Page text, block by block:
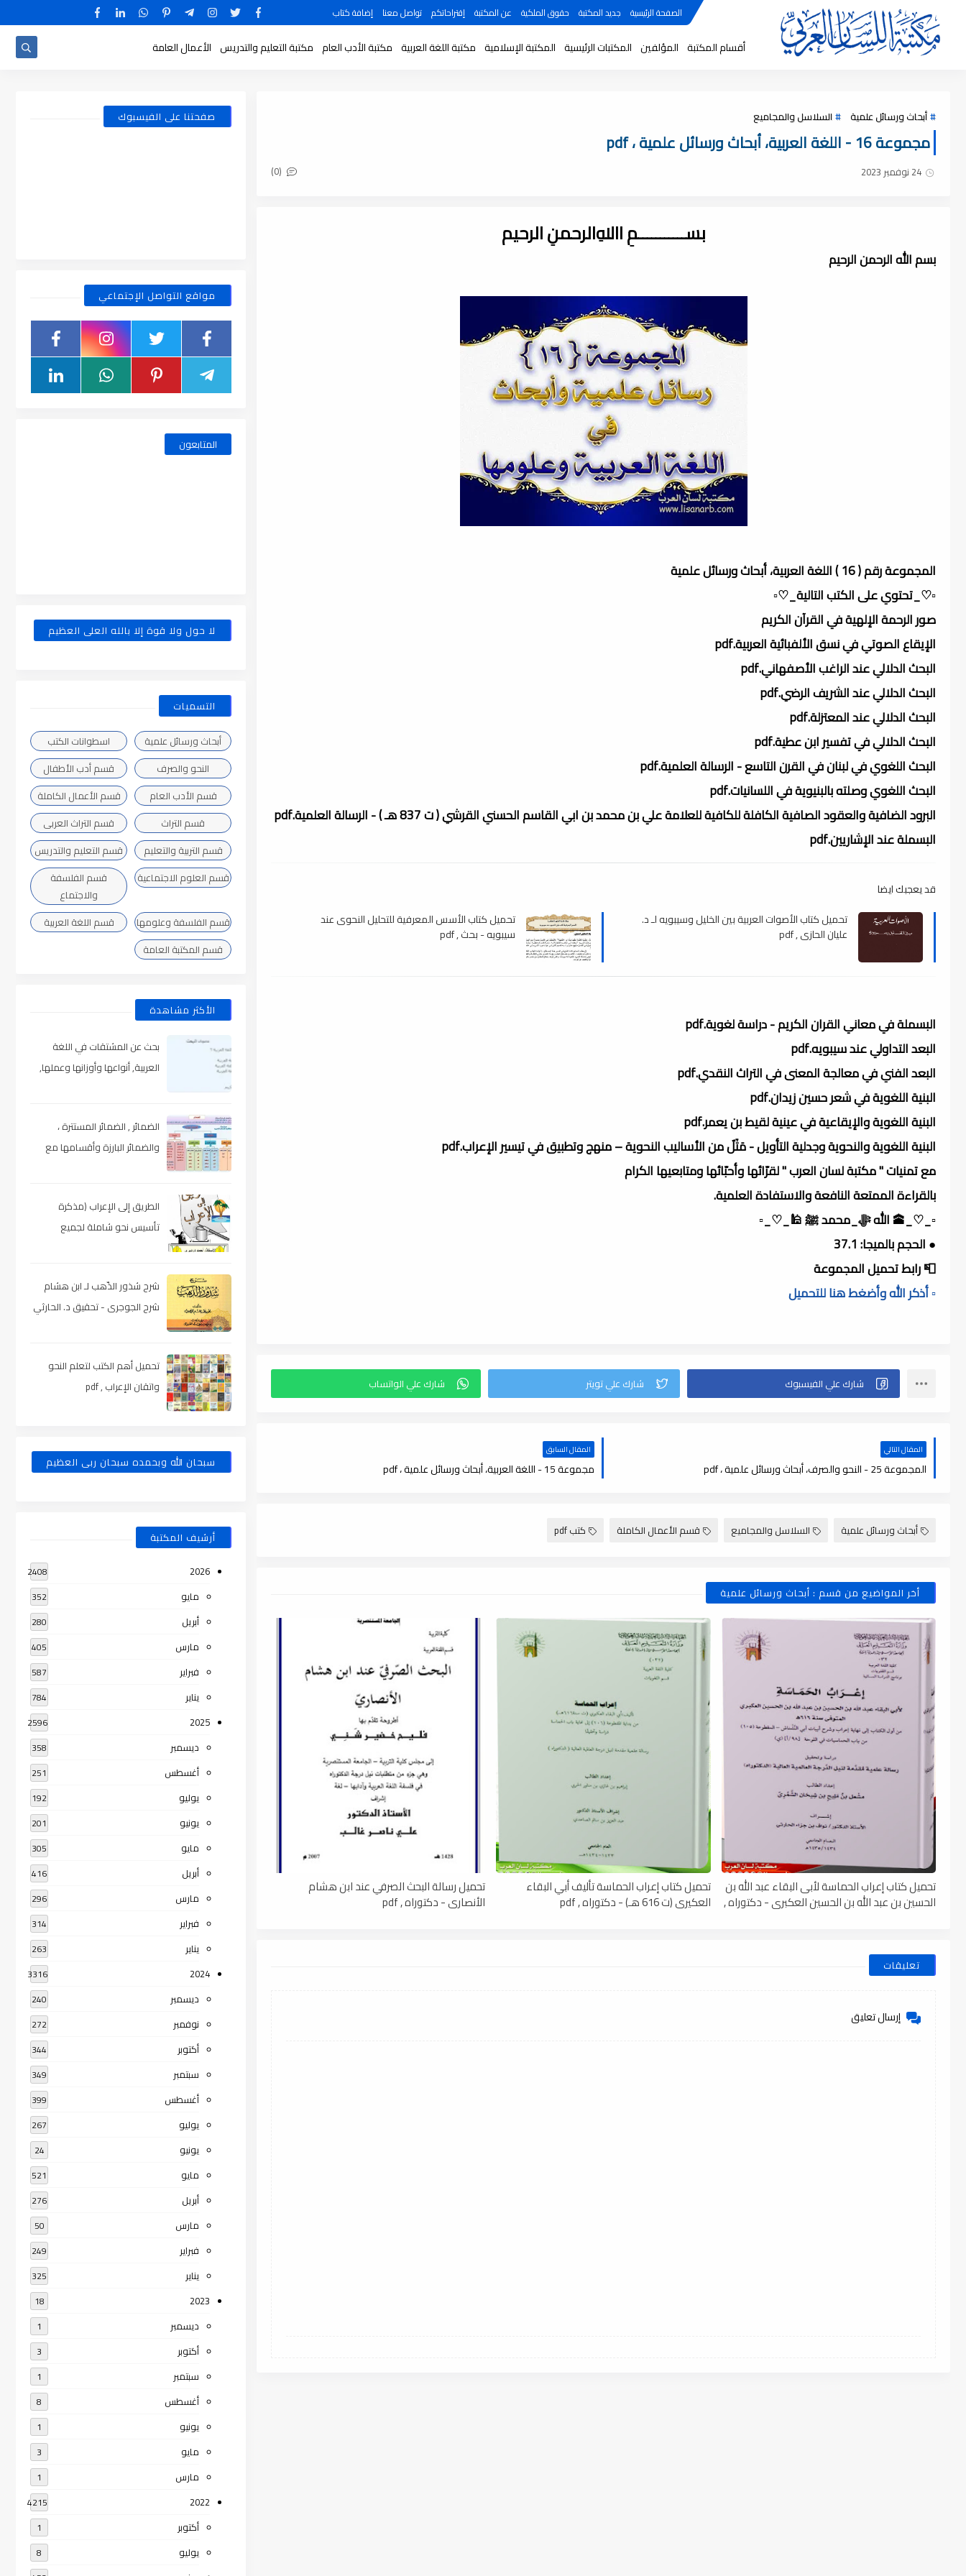
الصفحة الرئيسية جديد المكتبة حقوق الملكية عن المكتبة إقتراحاتكم تواصل معنا إضافة كتاب
أقسام المكتبة المؤلفين المكتبات الرئيسية المكتبة الإسلامية مكتبة اللغة العربية مكتبة الأدب العام مكتبة التعليم والتدريس الأعمال العامة
أبحاث ورسائل علمية السلاسل والمجاميع
مجموعة 16 - اللغة العربية، أبحاث ورسائل علمية ، pdf
24 نوفمبر 2023 (0)
بســـــــــــمِ اﷲِالرحمنِ الرحيم
بسم الله الرحمن الرحيم
المجموعة رقم ( 16 ) اللغة العربية، أبحاث ورسائل علمية
▫️♡_تحتوي على الكتب التالية_♡▫️
صور الرحمة الإلهية في القرآن الكريم
الإيقاع الصوتي في نسق الألفبائية العربية.pdf
البحث الدلالي عند الراغب الأصفهاني.pdf
البحث الدلالي عند الشريف الرضي.pdf
البحث الدلالي عند المعتزلة.pdf
البحث الدلالي في تفسير ابن عطية.pdf
البحث اللغوي في لبنان في القرن التاسع - الرسالة العلمية.pdf
البحث اللغوي وصلته بالبنيوية في اللسانيات.pdf
البرود الضافية والعقود الصافية الكافلة للكافية للعلامة علي بن محمد بن ابي القاسم الحسني القرشي ( ت 837 هـ ) - الرسالة العلمية.pdf
البسملة عند الإشاريين.pdf
قد يعجبك ايضا
تحميل كتاب الأصوات العربية بين الخليل وسيبويه لـ د.
عليان الحازى , pdf
تحميل كتاب الأسس المعرفية للتحليل النحوى عند
سيبويه - بحث , pdf
البسملة في معاني القران الكريم - دراسة لغوية.pdf
البعد التداولي عند سيبويه.pdf
البعد الفني في معالجة المعنى في التراث النقدي.pdf
البنية اللغوية في شعر حسين زيدان.pdf
البنية اللغوية والإيقاعية في عينية لقيط بن يعمر.pdf
البنية اللغوية والنحوية وجدلية التأويل - مَثَلٌ من الأساليب النحوية – منهج وتطبيق في تيسير الإعراب.pdf
مع تمنيات " مكتبة لسان العرب " لقرّائها وأحبّائها ومتابعيها الكرام
بالقراءة الممتعة النافعة والاستفادة العلمية.
▫️_♡_🕋 الله ﷻ_محمد ﷺ 🕌_♡_▫️
● الحجم بالميجا: 37.1
📮 رابط تحميل المجموعة
▫️ أذكر الله وأضغط هنا للتحميل
المقال التالي
المجموعة 25 - النحو والصرف، أبحاث ورسائل علمية ، pdf
المقال السابق
مجموعة 15 - اللغة العربية، أبحاث ورسائل علمية ، pdf
أبحاث ورسائل علمية السلاسل والمجاميع قسم الأعمال الكاملة كتب pdf
أخر المواضيع من قسم : أبحاث ورسائل علمية
تحميل كتاب إعراب الحماسة لأبى البقاء عبد الله بن
الحسين بن عبد الله بن الحسين العكبرى - دكتوراه ,
تحميل كتاب إعراب الحماسة تأليف أبي البقاء
العكيري (ت 616 هـ) - دكتوراه , pdf
تحميل رسالة البحث الصرفي عند ابن هشام
الأنصاري - دكتوراه , pdf
تعليقات
إرسال تعليق
صفحتنا على الفيسبوك
مواقع التواصل الإجتماعي
المتابعون
لا حول ولا قوة إلا بالله العلى العظيم
التسميات
أبحاث ورسائل علمية
اسطوانات الكتب
النحو والصرف
قسم أدب الأطفال
قسم الأدب العام
قسم الأعمال الكاملة
قسم التراث
قسم التراث العربى
قسم التربية والتعليم
قسم التعليم والتدريس
قسم العلوم الاجتماعية
قسم الفلسفة
والاجتماع
قسم الفلسفة وعلومها
قسم اللغة العربية
قسم المكتبة العامة
الأكثر مشاهدة
بحث عن المشتقات في اللغة
العربية, أنواعها وأوزانها وعملها,
الضمائر , الضمائر المستترة ،
والضمائر البارزة وأقسامها مع
الطريق إلى الإعراب (مذكرة
تأسيس نحو شاملة لجميع
شرح شذور الذّهب لـ ابن هشام
شرح الجوجرى - تحقيق د. الحارثي
تحميل أهم الكتب لتعلم النحو
واتقان الإعراب , pdf
سبحان الله وبحمده سبحان ربى العظيم
أرشيف المكتبة
2026
2408
مايو 352
أبريل 280
مارس 405
فبراير 587
يناير 784
2025
2596
ديسمبر 358
أغسطس 251
يوليو 192
يونيو 201
مايو 305
أبريل 416
مارس 296
فبراير 314
يناير 263
2024
3316
ديسمبر 240
نوفمبر 272
أكتوبر 344
سبتمبر 349
أغسطس 399
يوليو 267
يونيو 24
مايو 521
أبريل 276
مارس 50
فبراير 249
يناير 325
2023
18
ديسمبر 1
أكتوبر 3
سبتمبر 1
أغسطس 8
يونيو 1
مايو 3
مارس 1
2022
4215
أكتوبر 1
يوليو 8